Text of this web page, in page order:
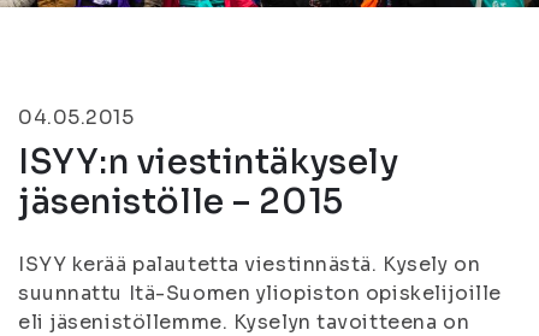
04.05.2015
ISYY:n viestintäkysely
jäsenistölle – 2015
ISYY kerää palautetta viestinnästä. Kysely on
suunnattu Itä-Suomen yliopiston opiskelijoille
eli jäsenistöllemme. Kyselyn tavoitteena on